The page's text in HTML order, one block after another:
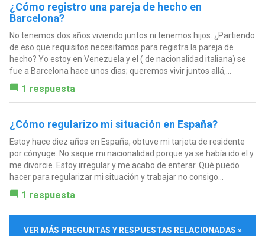
¿Cómo registro una pareja de hecho en
Barcelona?
No tenemos dos años viviendo juntos ni tenemos hijos. ¿Partiendo
de eso que requisitos necesitamos para registra la pareja de
hecho? Yo estoy en Venezuela y el ( de nacionalidad italiana) se
fue a Barcelona hace unos dìas; queremos vivir juntos allá,...
1 respuesta
¿Cómo regularizo mi situación en España?
Estoy hace diez años en España, obtuve mi tarjeta de residente
por cónyuge. No saque mi nacionalidad porque ya se había ido el y
me divorcie. Estoy irregular y me acabo de enterar. Qué puedo
hacer para regularizar mi situación y trabajar no consigo...
1 respuesta
VER MÁS PREGUNTAS Y RESPUESTAS RELACIONADAS »